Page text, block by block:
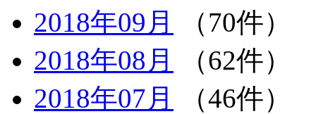
2018年09月
（70件）
2018年08月
（62件）
2018年07月
（46件）